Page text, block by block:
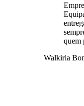
quem
Walkiria